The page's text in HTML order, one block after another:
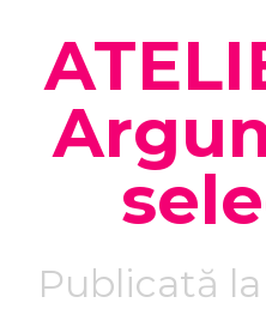
Publicată